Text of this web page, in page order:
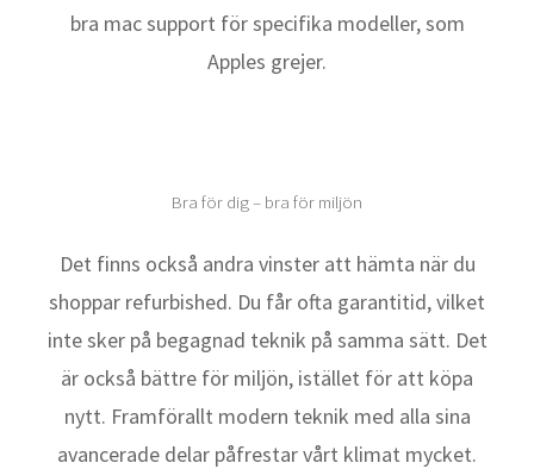
bra mac support för specifika modeller, som
Apples grejer.
Bra för dig – bra för miljön
Det finns också andra vinster att hämta när du
shoppar refurbished. Du får ofta garantitid, vilket
inte sker på begagnad teknik på samma sätt. Det
är också bättre för miljön, istället för att köpa
nytt. Framförallt modern teknik med alla sina
avancerade delar påfrestar vårt klimat mycket.